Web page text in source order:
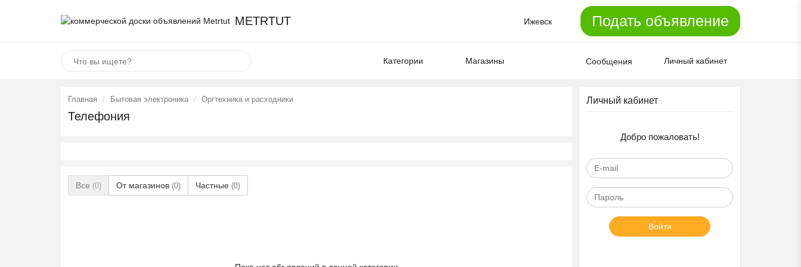
METRTUT Ижевск Подать объявление
Категории Магазины Сообщения Личный кабинет
Главная Бытовая электроника Оргтехника и расходники
Телефония
Все (0) От магазинов (0) Частные (0)
Личный кабинет
Добро пожаловать!
Войти